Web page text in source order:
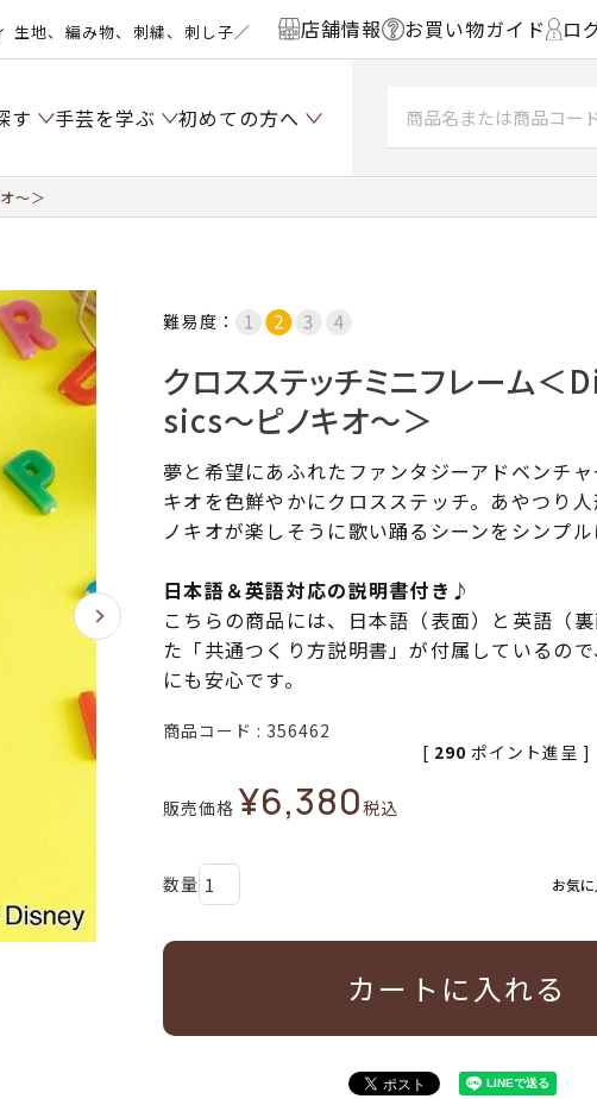
生地、編み物、刺繍、刺し子／ 店舗情報 お買い物ガイド ロ
す 手芸を学ぶ 初めての方へ
～＞
難易度：
クロスステッチミニフレーム
sics～ピノキオ～＞
夢と希望にあふれたファンタジーアドベンチ
キオを色鮮やかにクロスステッチ。あやつり
ノキオが楽しそうに歌い踊るシーンをシンプル
日本語＆英語対応の説明書付き♪
こちらの商品には、日本語（表面）と英語（
た「共通つくり方説明書」が付属しているの
にも安心です。
商品コード 356462
販売価格 ¥6,380税込
[ 290 ポイント進呈 ]
お気
カートに入れる